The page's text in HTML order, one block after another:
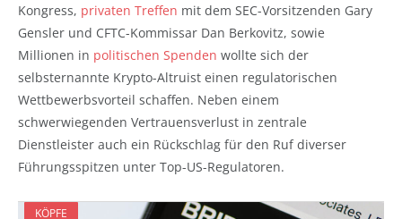
Kongress, privaten Treffen mit dem SEC-Vorsitzenden Gary
Gensler und CFTC-Kommissar Dan Berkovitz, sowie
Millionen in politischen Spenden wollte sich der
selbsternannte Krypto-Altruist einen regulatorischen
Wettbewerbsvorteil schaffen. Neben einem
schwerwiegenden Vertrauensverlust in zentrale
Dienstleister auch ein Rückschlag für den Ruf diverser
Führungsspitzen unter Top-US-Regulatoren.
KÖPFE